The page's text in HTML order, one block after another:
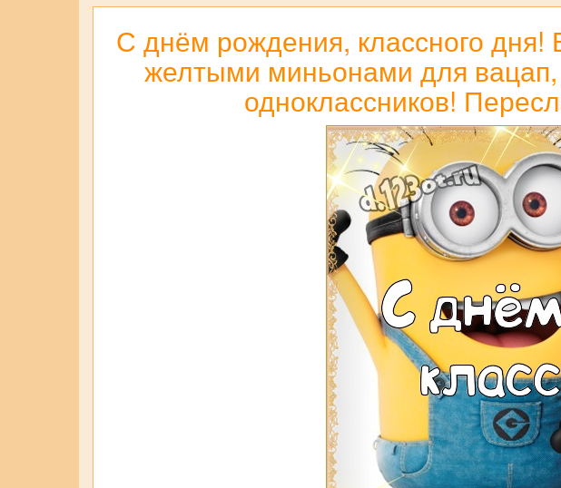
С днём рождения, классного
желтыми миньонами для
одноклассников!